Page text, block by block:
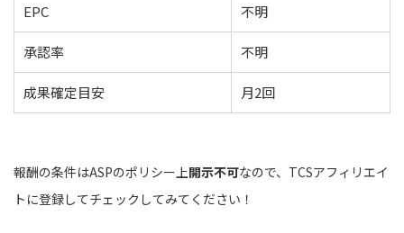
EPC 不明
承認率 不明
成果確定目安 月2回
報酬の条件はASPのポリシー上開示不可なので、TCSアフィリエイ
トに登録してチェックしてみてください！